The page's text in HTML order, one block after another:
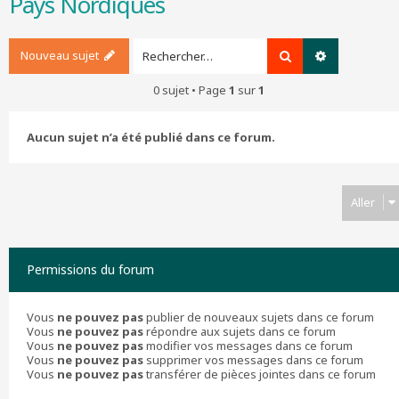
Nouveau sujet Rechercher
0 sujet • Page 1 sur1
Aucun sujet n’a été publié dans ce forum.
Aller
Permissions du forum
Vous ne pouvez paspublier de nouveaux sujets dans ce forum
Vous ne pouvez pasrépondre aux sujets dans ce forum
Vous ne pouvez pasmodifier vos messages dans ce forum
Vous ne pouvez pas supprimer vos messages dans ce forum
Vous ne pouvez pastransférer de pièces jointes dans ce forum